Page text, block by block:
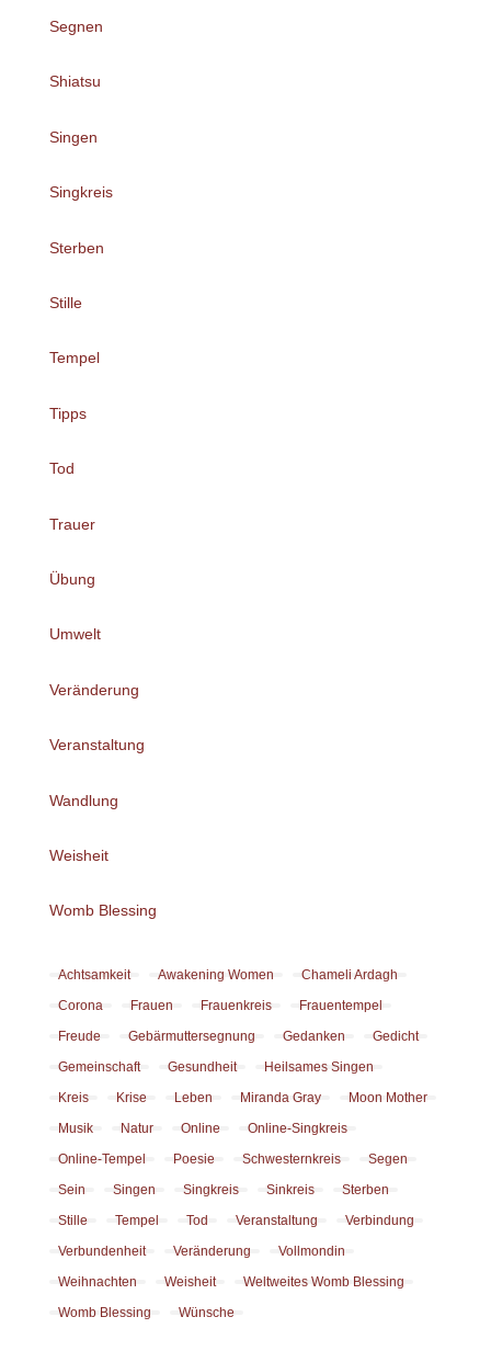
Segnen
Shiatsu
Singen
Singkreis
Sterben
Stille
Tempel
Tipps
Tod
Trauer
Übung
Umwelt
Veränderung
Veranstaltung
Wandlung
Weisheit
Womb Blessing
Achtsamkeit Awakening Women
Chameli Ardagh
Corona
Frauen Frauenkreis
Frauentempel
Freude
Gebärmuttersegnung Gedanken
Gedicht
Gemeinschaft
Gesundheit
Heilsames Singen
Kreis
Krise Leben Miranda Gray
Moon Mother
Musik
Natur Online
Online-Singkreis
Online-Tempel
Poesie Schwesternkreis
Segen
Sein
Singen Singkreis Sinkreis
Sterben
Stille
Tempel Tod Veranstaltung
Verbindung
Verbundenheit
Veränderung
Vollmondin
Weihnachten
Weisheit
Weltweites Womb Blessing
Womb Blessing
Wünsche